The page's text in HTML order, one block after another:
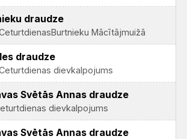
draudze
Mācītājmuižā
draudze
dievkalpojums
Svētās Annas draudze
dievkalpojums
Svētās Annas draudze